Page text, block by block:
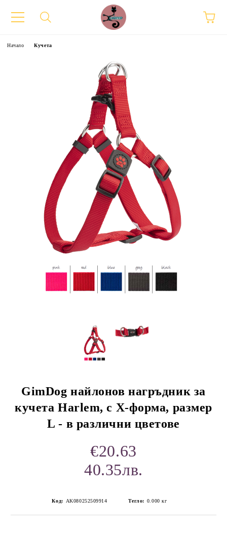
Начало Кучета
GimDog найлонов нагръдник за
кучета Harlem, с Х-форма, размер
L - в различни цветове
€20.63
40.35лв.
Код: AK080252509914 Тегло: 0.000 кг